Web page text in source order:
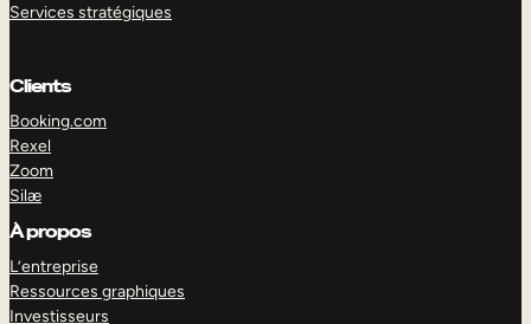
Services stratégiques
Clients
Booking.com
Rexel
Zoom
Silæ
À propos
L’entreprise
Ressources graphiques
Investisseurs